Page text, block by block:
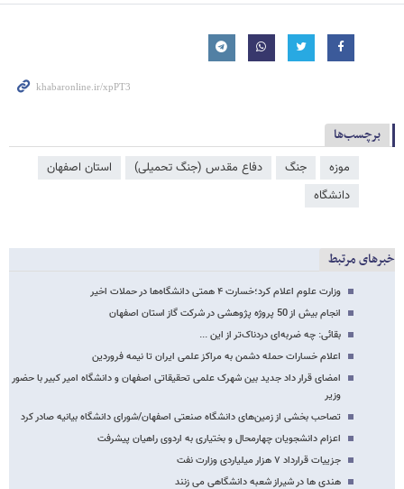
برچسب‌ها
موزه جنگ دفاع مقدس (جنگ تحمیلی)
استان اصفهان
دانشگاه
خبرهای مرتبط
وزارت علوم اعلام کرد؛خسارت ۴ همتی دانشگاه‌ها در حملات اخیر
انجام بیش از 50 پروژه پژوهشی در شرکت گاز استان اصفهان
بقائی: چه ضربه‌ای دردناک‌تر از این ...
اعلام خسارات حمله دشمن به مراکز علمی ایران تا نیمه فروردین
امضای قرار داد جدید بین شهرک علمی تحقیقاتی اصفهان و دانشگاه امیر کبیر با حضور
وزیر
تصاحب بخشی از زمین‌های دانشگاه صنعتی اصفهان/شورای دانشگاه بیانیه صادر کرد
اعزام دانشجویان چهارمحال و بختیاری به اردوی راهیان پیشرفت
جزییات قرارداد ۷ هزار میلیاردی وزارت نفت
هندی ها در شیراز شعبه دانشگاهی می زنند